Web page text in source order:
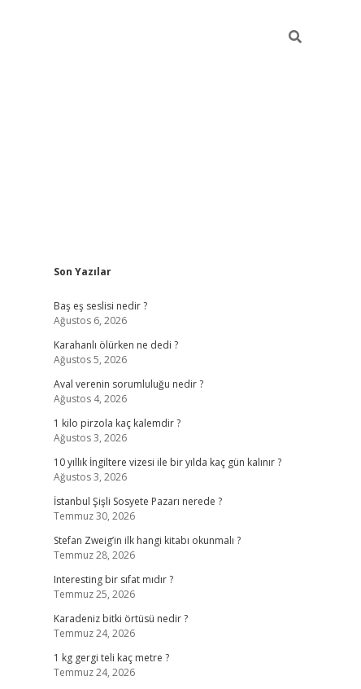
Sidebar
Son Yazılar
Baş eş seslisi nedir ?
Ağustos 6, 2026
Karahanlı ölürken ne dedi ?
Ağustos 5, 2026
Aval verenin sorumluluğu nedir ?
Ağustos 4, 2026
1 kilo pirzola kaç kalemdir ?
Ağustos 3, 2026
10 yıllık İngiltere vizesi ile bir yılda kaç gün kalınır ?
Ağustos 3, 2026
İstanbul Şişli Sosyete Pazarı nerede ?
Temmuz 30, 2026
Stefan Zweig’in ilk hangi kitabı okunmalı ?
Temmuz 28, 2026
Interesting bir sıfat mıdır ?
Temmuz 25, 2026
Karadeniz bitki örtüsü nedir ?
Temmuz 24, 2026
1 kg gergi teli kaç metre ?
Temmuz 24, 2026